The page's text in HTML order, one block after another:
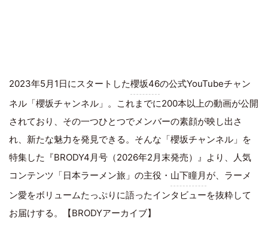
2023年5月1日にスタートした櫻坂46の公式YouTubeチャン
ネル「櫻坂チャンネル」。これまでに200本以上の動画が公開
されており、その一つひとつでメンバーの素顔が映し出さ
れ、新たな魅力を発見できる。そんな「櫻坂チャンネル」を
特集した『BRODY4月号（2026年2月末発売）』より、人気
コンテンツ「日本ラーメン旅」の主役・ 山下瞳月 が、ラーメ
ン愛をボリュームたっぷりに語ったインタビューを抜粋して
お届けする。【BRODYアーカイブ】